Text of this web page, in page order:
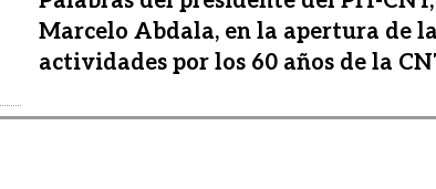
Marcelo Abdala, en la apertura de
actividades por los 60 años de la